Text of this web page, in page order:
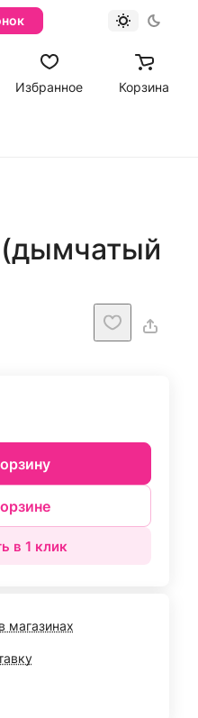
Избранное Корзина
(дымчатый
в 1 клик
в магазинах